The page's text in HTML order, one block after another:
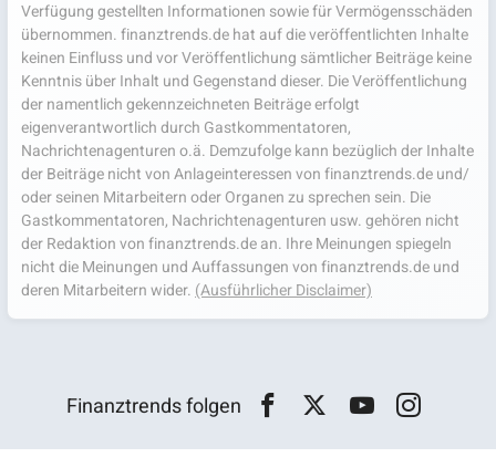
Verfügung gestellten Informationen sowie für Vermögensschäden
übernommen. finanztrends.de hat auf die veröffentlichten Inhalte
keinen Einfluss und vor Veröffentlichung sämtlicher Beiträge keine
Kenntnis über Inhalt und Gegenstand dieser. Die Veröffentlichung
der namentlich gekennzeichneten Beiträge erfolgt
eigenverantwortlich durch Gastkommentatoren,
Nachrichtenagenturen o.ä. Demzufolge kann bezüglich der Inhalte
der Beiträge nicht von Anlageinteressen von finanztrends.de und/
oder seinen Mitarbeitern oder Organen zu sprechen sein. Die
Gastkommentatoren, Nachrichtenagenturen usw. gehören nicht
der Redaktion von finanztrends.de an. Ihre Meinungen spiegeln
nicht die Meinungen und Auffassungen von finanztrends.de und
deren Mitarbeitern wider. (Ausführlicher Disclaimer)
Finanztrends folgen